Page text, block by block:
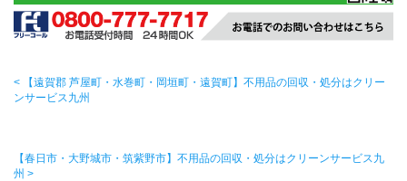
< 【遠賀郡 芦屋町・水巻町・岡垣町・遠賀町】不用品の回収・処分はクリー
ンサービス九州
【春日市・大野城市・筑紫野市】不用品の回収・処分はクリーンサービス九
州 >